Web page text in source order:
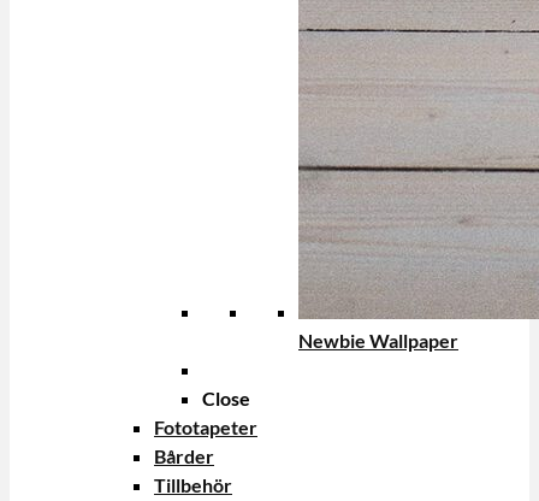
Newbie Wallpaper
Close
Fototapeter
Bårder
Tillbehör